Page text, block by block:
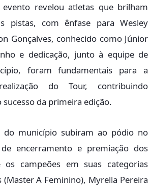
evento revelou atletas que brilham
pistas, com ênfase para Wesley
Gonçalves, conhecido como Júnior
e dedicação, junto à equipe de
foram fundamentais para a
do Tour, contribuindo
da primeira edição.
do município subiram ao pódio no
encerramento e premiação dos
os campeões em suas categorias
(Master A Feminino), Myrella Pereira